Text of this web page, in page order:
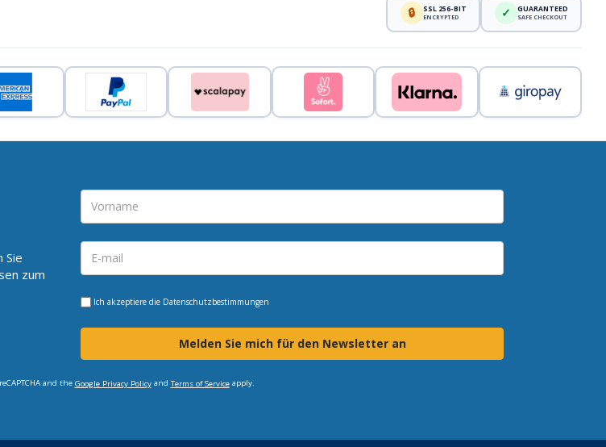
🔒 SSL 256-BIT
ENCRYPTED ✓ GUARANTEED
SAFE CHECKOUT
Sie
zum
Ich akzeptiere die Datenschutzbestimmungen
Melden Sie mich für den Newsletter an
and the Google Privacy Policyand Terms of Serviceapply.